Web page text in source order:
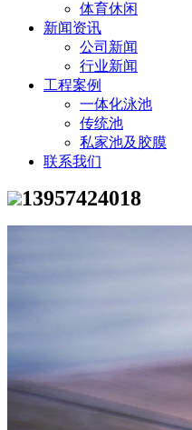
体育休闲
新闻资讯
公司新闻
行业新闻
工程案例
一体化泳池
传统池
私家池及胶膜
联系我们
13957424018